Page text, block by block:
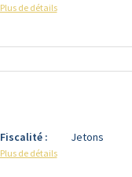
Plus de détails
Fiscalité : Jetons
Plus de détails